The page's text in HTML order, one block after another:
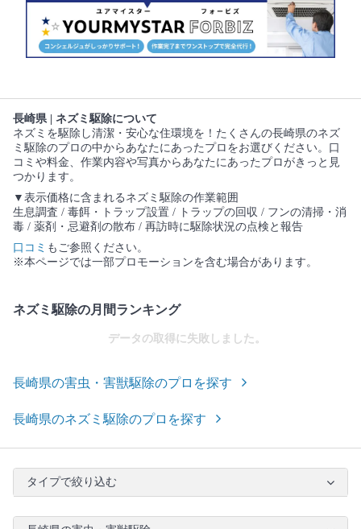
長崎県 | ネズミ駆除について
ネズミを駆除し清潔・安心な住環境を！たくさんの長崎県のネズ
ミ駆除のプロの中からあなたにあったプロをお選びください。口
コミや料金、作業内容や写真からあなたにあったプロがきっと見
つかります。
▼表示価格に含まれるネズミ駆除の作業範囲
生息調査 / 毒餌・トラップ設置 / トラップの回収 / フンの清掃・消
毒 / 薬剤・忌避剤の散布 / 再訪時に駆除状況の点検と報告
口コミ もご参照ください。
※本ページでは一部プロモーションを含む場合があります。
ネズミ駆除の月間ランキング
データの取得に失敗しました。
長崎県の害虫・害獣駆除のプロを探す
長崎県のネズミ駆除のプロを探す
タイプで絞り込む